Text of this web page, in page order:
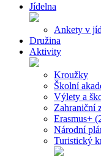
Jídelna
Ankety v
Družina
Aktivity
Kroužky
Školní
Výlety a
Zahraniční
Erasmus+
Národní
Turistický